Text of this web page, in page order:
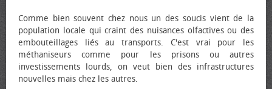
Comme bien souvent chez nous un des soucis vient de la
population locale qui craint des nuisances olfactives ou des
embouteillages liés au transports. C'est vrai pour les
méthaniseurs comme pour les prisons ou autres
investissements lourds, on veut bien des infrastructures
nouvelles mais chez les autres.